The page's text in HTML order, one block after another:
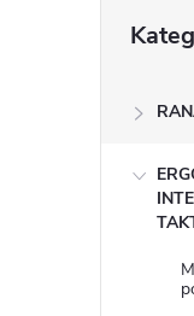
kategorie